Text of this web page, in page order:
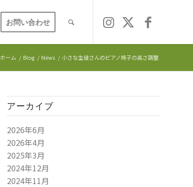
お問い合わせ
ホーム / Blog / News / 小さな生徒さんのピアノ椅子の高さ調整
アーカイブ
2026年6月
2026年4月
2025年3月
2024年12月
2024年11月